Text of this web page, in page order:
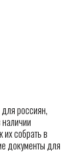
россиян,
собрать в
документы для